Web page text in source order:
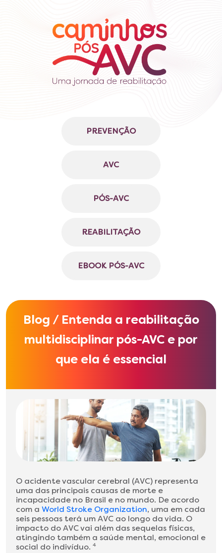
PREVENÇÃO
AVC
PÓS-AVC
REABILITAÇÃO
EBOOK PÓS-AVC
Blog / Entenda a reabilitação
multidisciplinar pós-AVC e por
que ela é essencial
O acidente vascular cerebral (AVC) representa
uma das principais causas de morte e
incapacidade no Brasil e no mundo. De acordo
com a World Stroke Organization, uma em cada
seis pessoas terá um AVC ao longo da vida. O
impacto do AVC vai além das sequelas físicas,
atingindo também a saúde mental, emocional e
social do indivíduo. 4